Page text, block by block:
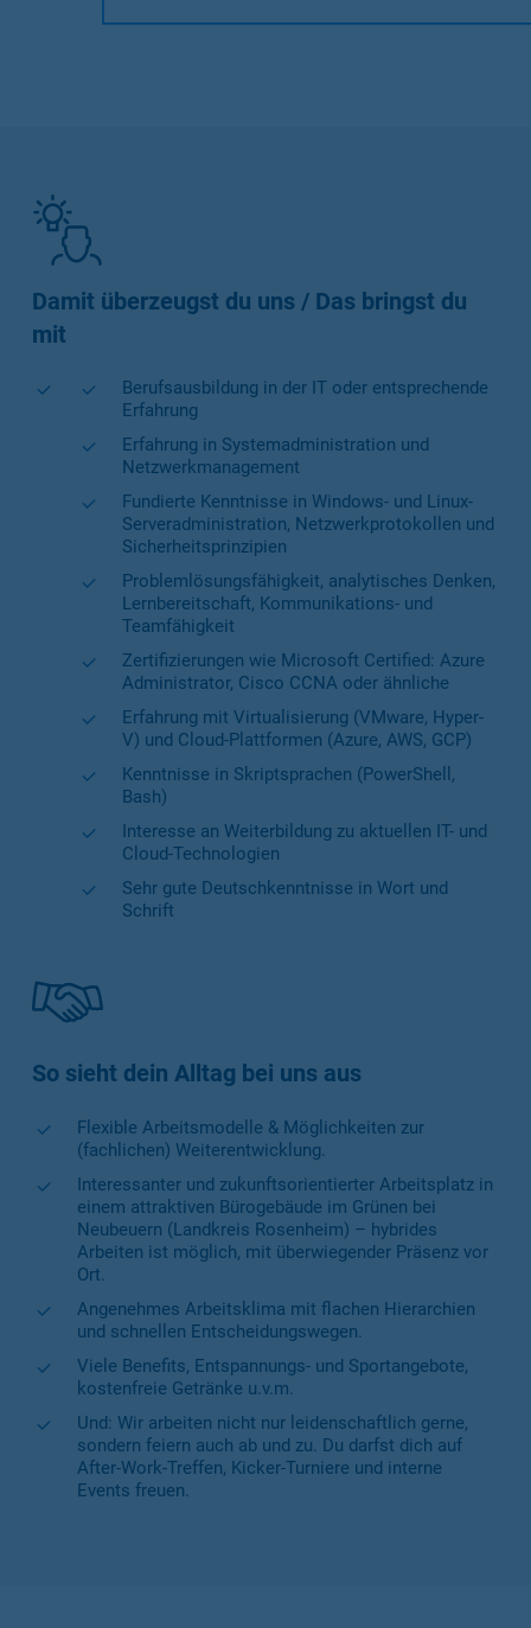
Damit überzeugst du uns / Das bringst du
mit
Berufsausbildung in der IT oder entsprechende
Erfahrung
Erfahrung in Systemadministration und
Netzwerkmanagement
Fundierte Kenntnisse in Windows- und Linux-
Serveradministration, Netzwerkprotokollen und
Sicherheitsprinzipien
Problemlösungsfähigkeit, analytisches Denken,
Lernbereitschaft, Kommunikations- und
Teamfähigkeit
Zertifizierungen wie Microsoft Certified: Azure
Administrator, Cisco CCNA oder ähnliche
Erfahrung mit Virtualisierung (VMware, Hyper-
V) und Cloud-Plattformen (Azure, AWS, GCP)
Kenntnisse in Skriptsprachen (PowerShell,
Bash)
Interesse an Weiterbildung zu aktuellen IT- und
Cloud-Technologien
Sehr gute Deutschkenntnisse in Wort und
Schrift
So sieht dein Alltag bei uns aus
Flexible Arbeitsmodelle & Möglichkeiten zur
(fachlichen) Weiterentwicklung.
Interessanter und zukunftsorientierter Arbeitsplatz in
einem attraktiven Bürogebäude im Grünen bei
Neubeuern (Landkreis Rosenheim) – hybrides
Arbeiten ist möglich, mit überwiegender Präsenz vor
Ort.
Angenehmes Arbeitsklima mit flachen Hierarchien
und schnellen Entscheidungswegen.
Viele Benefits, Entspannungs- und Sportangebote,
kostenfreie Getränke u.v.m.
Und: Wir arbeiten nicht nur leidenschaftlich gerne,
sondern feiern auch ab und zu. Du darfst dich auf
After-Work-Treffen, Kicker-Turniere und interne
Events freuen.